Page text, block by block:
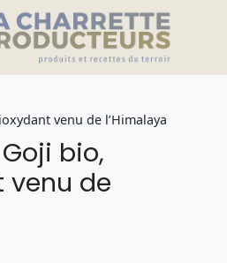
venu de l’Himalaya
bio,
venu de